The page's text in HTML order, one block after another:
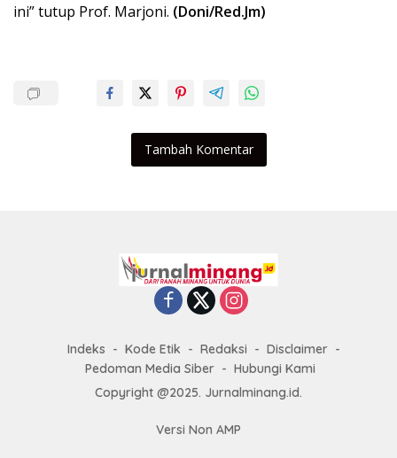
ini” tutup Prof. Marjoni. (Doni/Red.Jm)
Tambah Komentar
Indeks Kode Etik Redaksi
Disclaimer
Pedoman Media Siber
Hubungi Kami
Copyright @2025. Jurnalminang.id.
Versi Non AMP